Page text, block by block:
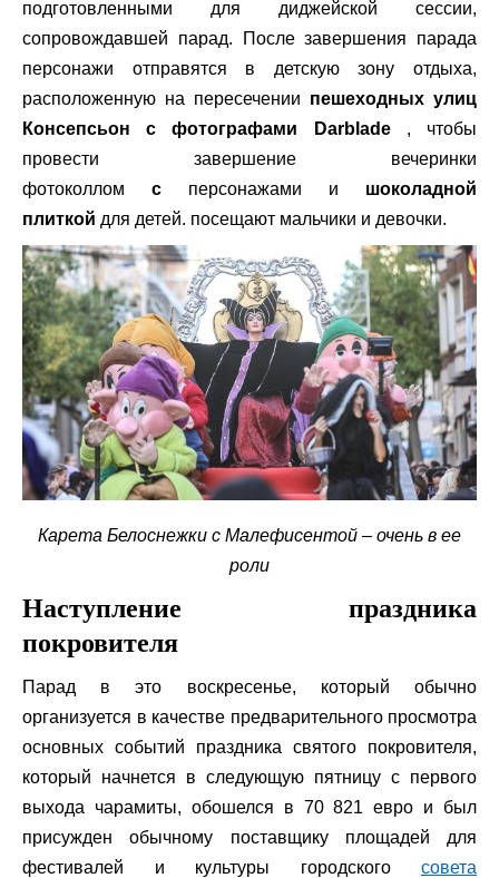
подготовленными для диджейской сессии,
сопровождавшей парад. После завершения парада
персонажи отправятся в детскую зону отдыха,
расположенную на пересечении пешеходных улиц
Консепсьон с фотографами Darblade, чтобы
провести завершение вечеринки
фотоколлом с персонажами и шоколадной
плиткой для детей. посещают мальчики и девочки.
Карета Белоснежки с Малефисентой – очень в ее
роли
Наступление праздника
покровителя
Парад в это воскресенье, который обычно
организуется в качестве предварительного просмотра
основных событий праздника святого покровителя,
который начнется в следующую пятницу с первого
выхода чарамиты, обошелся в 70 821 евро и был
присужден обычному поставщику площадей для
фестивалей и культуры городского совета